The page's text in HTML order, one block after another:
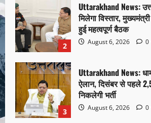
2
Uttarakhand News:
मिलेगा विस्तार,
हुई महत्वपूर्ण बैठक
August 6, 2026 0
3
Uttarakhand News:
ऐलान, दिसंबर से पहले
निकलेगी भर्ती
August 6, 2026 0